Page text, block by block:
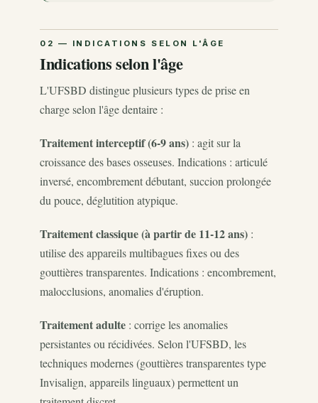
Indications selon l'âge
L'UFSBD distingue plusieurs types de prise en
charge selon l'âge dentaire :
Traitement interceptif (6-9 ans) : agit sur la
croissance des bases osseuses. Indications : articulé
inversé, encombrement débutant, succion prolongée
du pouce, déglutition atypique.
Traitement classique (à partir de 11-12 ans) :
utilise des appareils multibagues fixes ou des
gouttières transparentes. Indications : encombrement,
malocclusions, anomalies d'éruption.
Traitement adulte : corrige les anomalies
persistantes ou récidivées. Selon l'UFSBD, les
techniques modernes (gouttières transparentes type
Invisalign, appareils linguaux) permettent un